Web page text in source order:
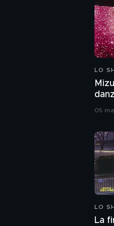
LO
05
LO
La